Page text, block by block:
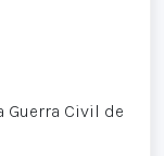
Guerra Civil de